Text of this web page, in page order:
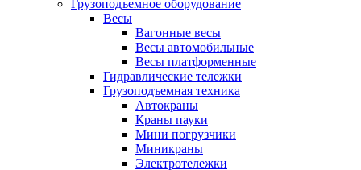
Грузоподъемное оборудование
Весы
Вагонные весы
Весы автомобильные
Весы платформенные
Гидравлические тележки
Грузоподъемная техника
Автокраны
Краны пауки
Мини погрузчики
Миникраны
Электротележки